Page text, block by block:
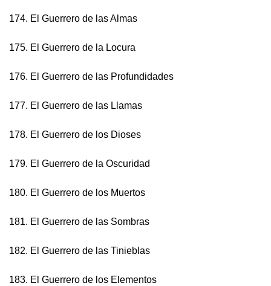
174. El Guerrero de las Almas
175. El Guerrero de la Locura
176. El Guerrero de las Profundidades
177. El Guerrero de las Llamas
178. El Guerrero de los Dioses
179. El Guerrero de la Oscuridad
180. El Guerrero de los Muertos
181. El Guerrero de las Sombras
182. El Guerrero de las Tinieblas
183. El Guerrero de los Elementos